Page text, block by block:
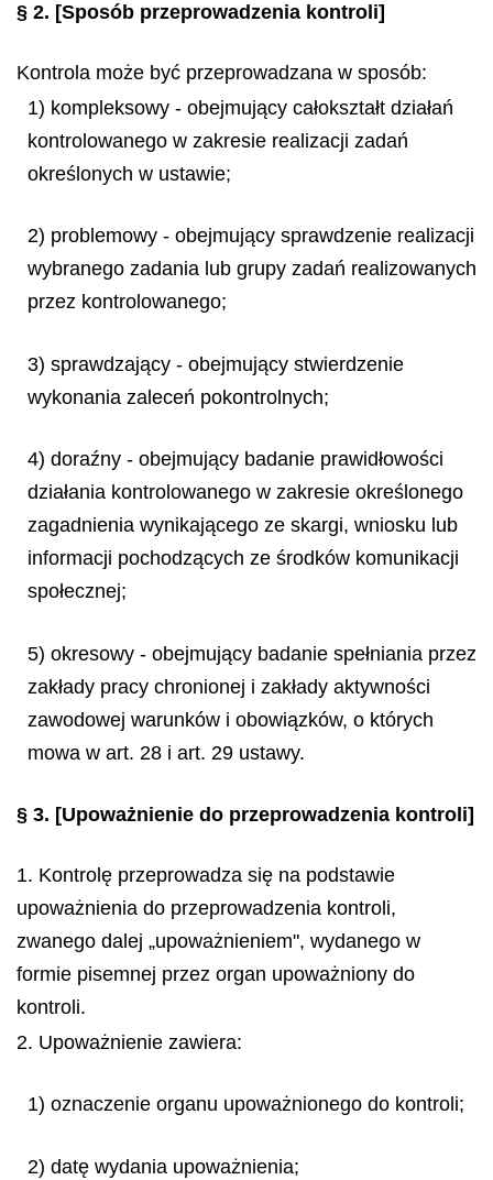
§ 2. [Sposób przeprowadzenia kontroli]
Kontrola może być przeprowadzana w sposób:
1) kompleksowy - obejmujący całokształt działań
kontrolowanego w zakresie realizacji zadań
określonych w ustawie;
2) problemowy - obejmujący sprawdzenie realizacji
wybranego zadania lub grupy zadań realizowanych
przez kontrolowanego;
3) sprawdzający - obejmujący stwierdzenie
wykonania zaleceń pokontrolnych;
4) doraźny - obejmujący badanie prawidłowości
działania kontrolowanego w zakresie określonego
zagadnienia wynikającego ze skargi, wniosku lub
informacji pochodzących ze środków komunikacji
społecznej;
5) okresowy - obejmujący badanie spełniania przez
zakłady pracy chronionej i zakłady aktywności
zawodowej warunków i obowiązków, o których
mowa w art. 28 i art. 29 ustawy.
§ 3. [Upoważnienie do przeprowadzenia kontroli]
1. Kontrolę przeprowadza się na podstawie
upoważnienia do przeprowadzenia kontroli,
zwanego dalej „upoważnieniem", wydanego w
formie pisemnej przez organ upoważniony do
kontroli.
2. Upoważnienie zawiera:
1) oznaczenie organu upoważnionego do kontroli;
2) datę wydania upoważnienia;